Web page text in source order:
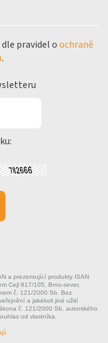
pravidel oochraně
.
a prezentující produkty ISAN
Cejl 817/105, Brno-sever,
č. 121/2000 Sb. Bez
a jakékoli jiné užití
č. 121/2000 Sb. autorského
od vlastníka.